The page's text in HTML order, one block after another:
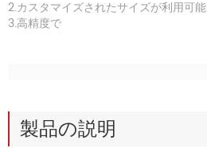
2.カスタマイズされたサイズが利用可能
3.高精度で
製品の説明